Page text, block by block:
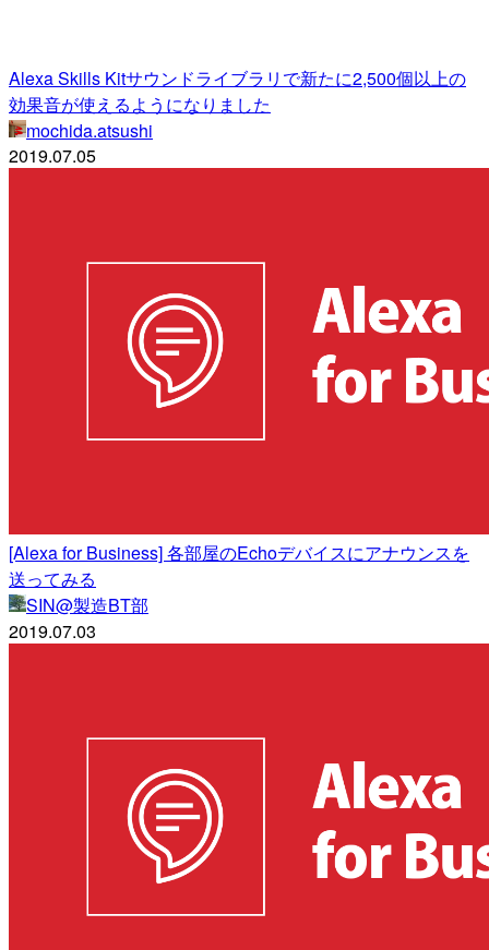
Alexa Skills Kitサウンドライブラリで新たに2,500個以上の
効果音が使えるようになりました
mochida.atsushi
2019.07.05
[Alexa for Business] 各部屋のEchoデバイスにアナウンスを
送ってみる
SIN@製造BT部
2019.07.03